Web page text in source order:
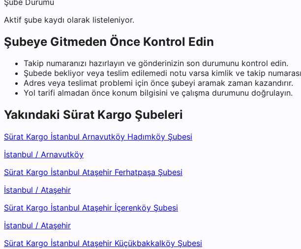
Aktif şube kaydı olarak listeleniyor.
Şubeye Gitmeden Önce Kontrol Edin
Takip numaranızı hazırlayın ve gönderinizin son durumunu kontrol edin.
Şubede bekliyor veya teslim edilemedi notu varsa kimlik ve takip
Adres veya teslimat problemi için önce şubeyi aramak zaman kazandırır.
Yol tarifi almadan önce konum bilgisini ve çalışma durumunu doğrulayın.
Yakındaki Sürat Kargo Şubeleri
Sürat Kargo İstanbul Arnavutköy Hadımköy Şubesi
İstanbul / Arnavutköy
Sürat Kargo İstanbul Ataşehir Ferhatpaşa Şubesi
İstanbul / Ataşehir
Sürat Kargo İstanbul Ataşehir İçerenköy Şubesi
İstanbul / Ataşehir
Sürat Kargo İstanbul Ataşehir Küçükbakkalköy Şubesi